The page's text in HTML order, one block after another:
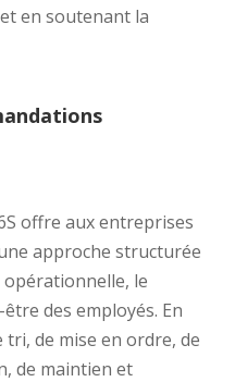
en soutenant la
offre aux entreprises
approche structurée
le
des employés. En
de mise en ordre, de
de maintien et